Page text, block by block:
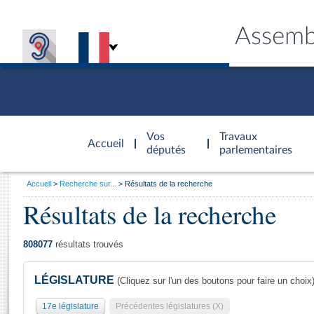
Accueil
d'accueil
Vos
députés
Travaux
parlementaires
Général
Vous
Accueil Recherche sur... Résultats de la recherche
Résultats de la recherche
808077 résultats trouvés
LÉGISLATURE (Cliquez sur l'un des boutons pour faire un choix)
17e législature Précédentes législatures (X)